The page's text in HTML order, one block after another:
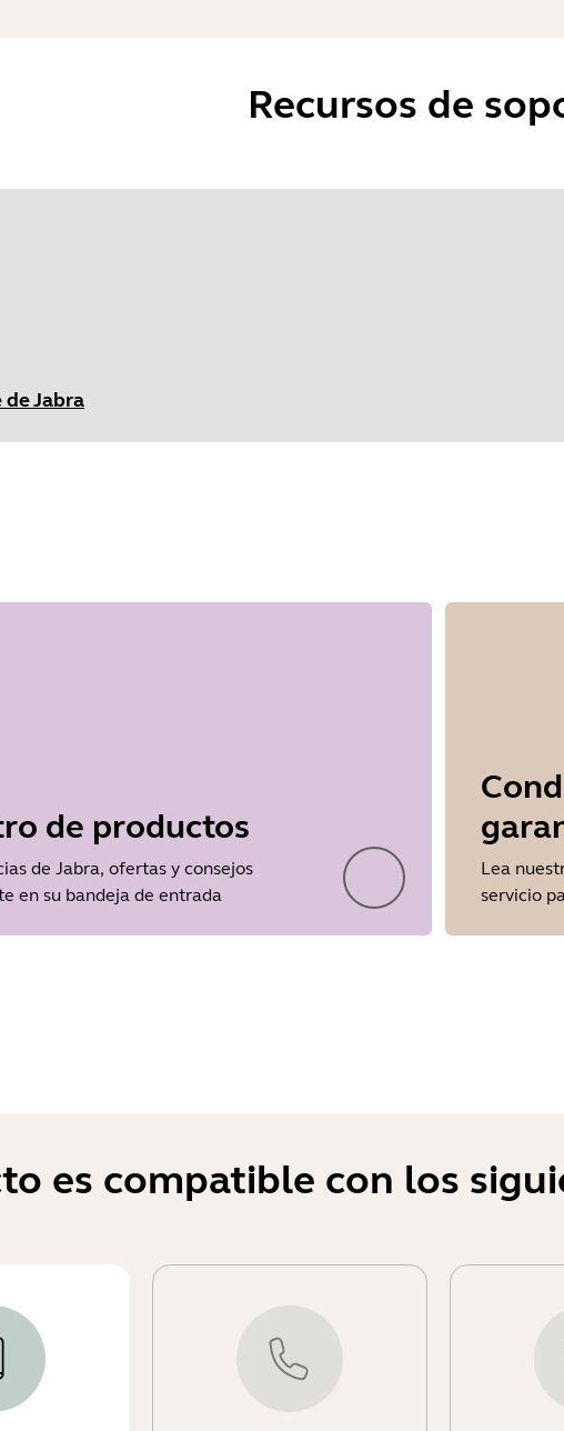
Recursos de
Jabra
de productos
de Jabra, ofertas y consejos
en su bandeja de entrada
Lea
servicio
es compatible con los